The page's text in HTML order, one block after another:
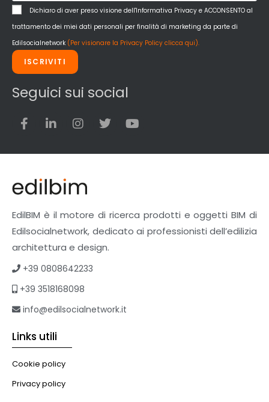
Dichiaro di aver preso visione dell'Informativa Privacy e ACCONSENTO al
trattamento dei miei dati personali per finalità di marketing da parte di
Edilsocialnetwork (Per visionare la Privacy Policy clicca qui).
ISCRIVITI
Seguici sui social
EdilBIM è il motore di ricerca prodotti e oggetti BIM di
Edilsocialnetwork, dedicato ai professionisti dell’edilizia
architettura e design.
+39 0808642233
+39 3518168098
info@edilsocialnetwork.it
Links utili
Cookie policy
Privacy policy